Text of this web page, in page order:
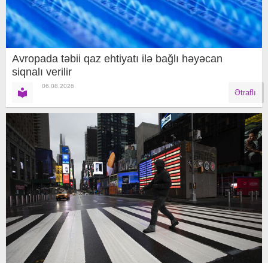
Avropada təbii qaz ehtiyatı ilə bağlı həyəcan
siqnalı verilir
06.08.2026
Ətraflı